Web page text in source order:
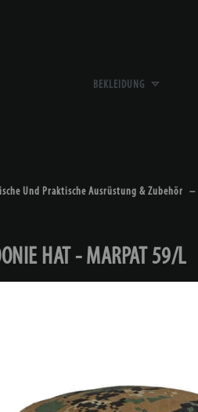
BEKLEIDUNG
Und Praktische Ausrüstung & Zubehör
HAT - MARPAT 59/L